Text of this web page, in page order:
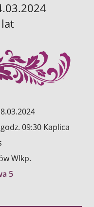
09:30 Kaplica
Wlkp.
5